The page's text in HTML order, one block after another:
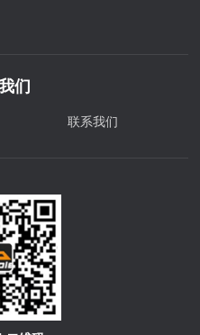
们
联系我们